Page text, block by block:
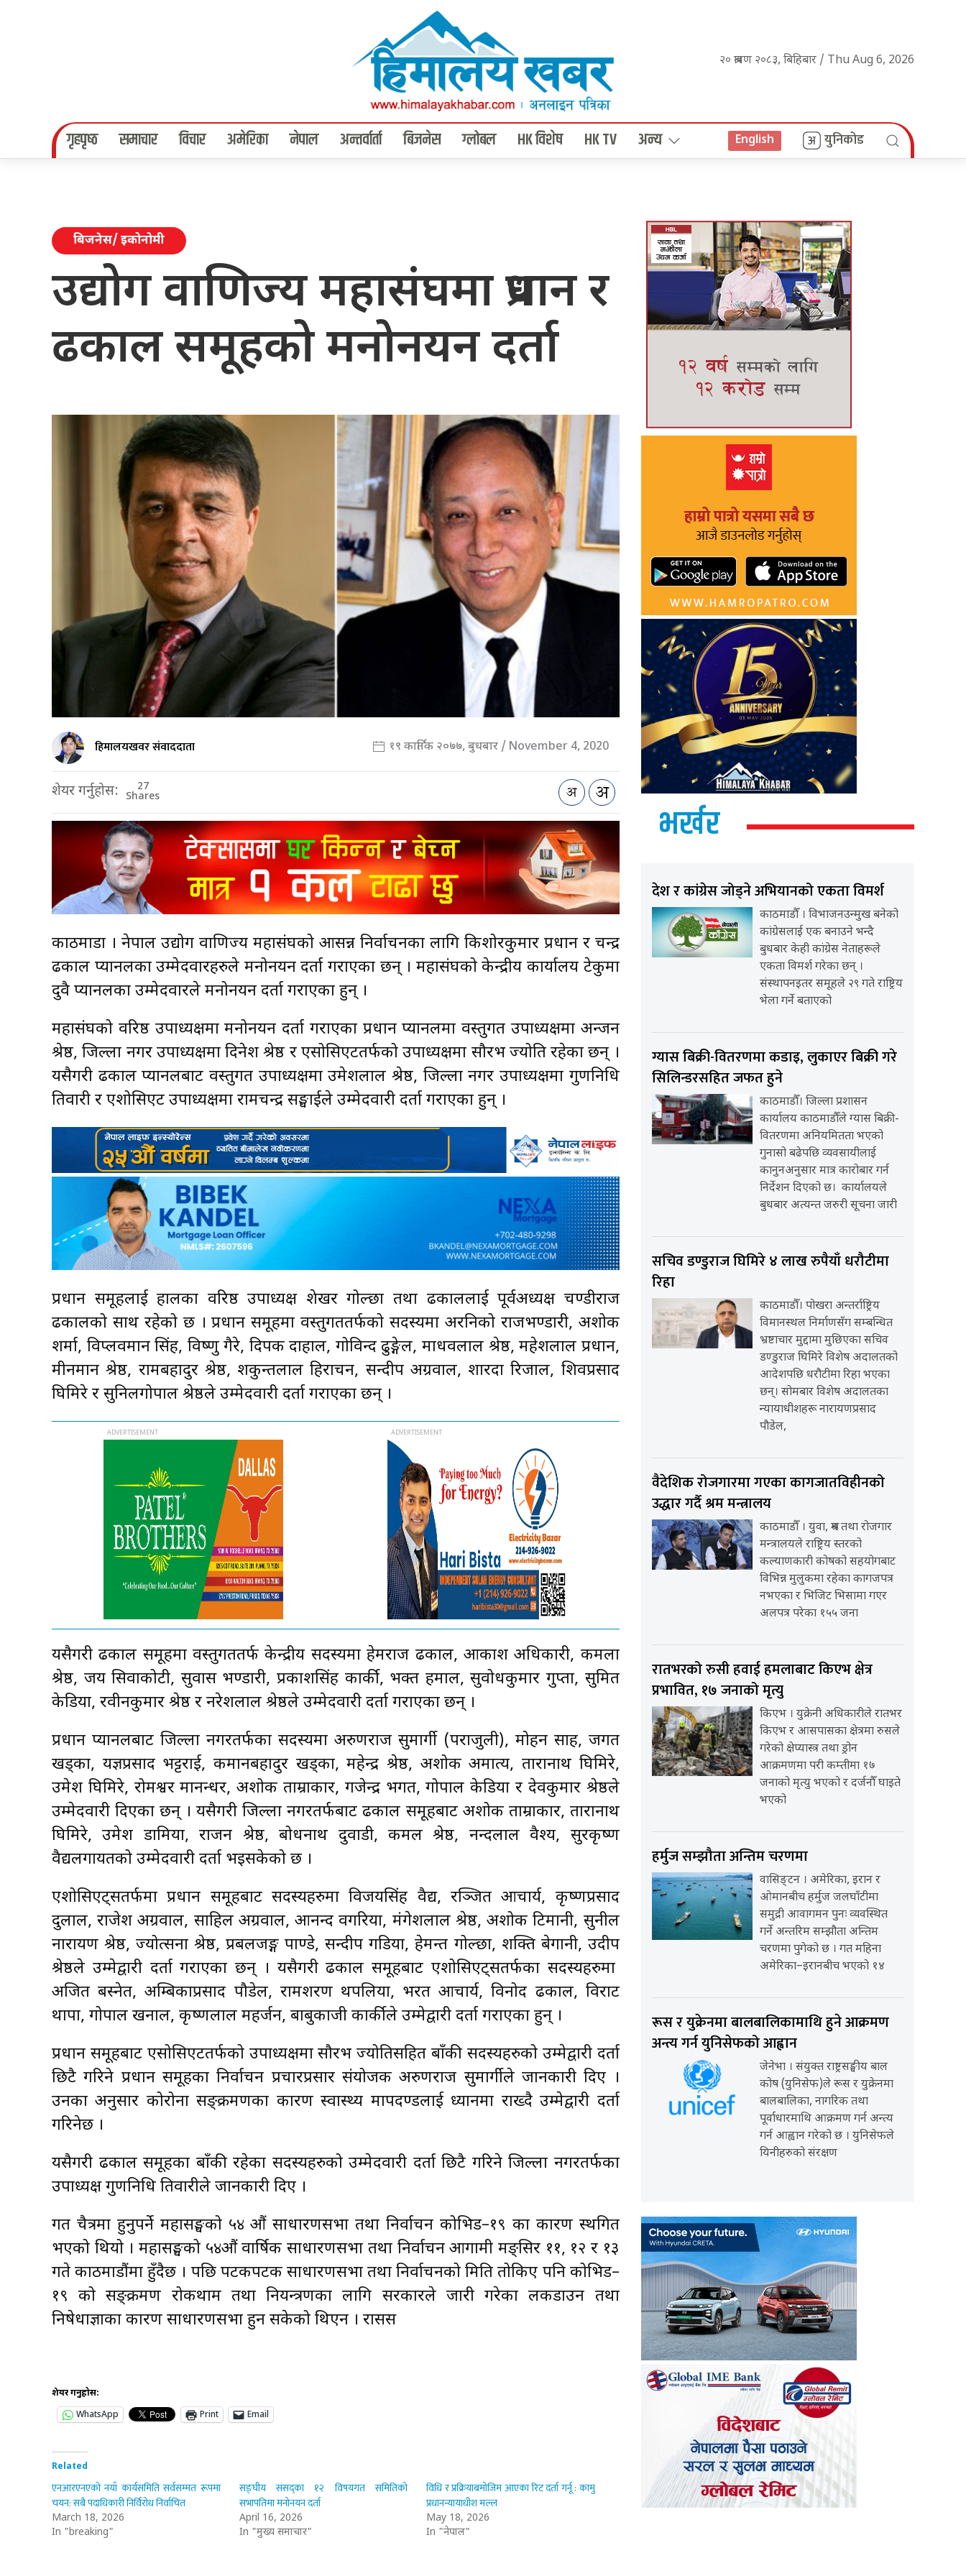
२० श्रावण २०८३, बिहिबार / Thu Aug 6, 2026
गृहपृष्‍ठ समाचार विचार अमेरिका नेपाल अन्तर्वार्ता बिजनेस ग्लोबल HK विशेष HK TV अन्य English युनिकोड
बिजनेस/ इकोनोमी
उद्योग वाणिज्य महासंघमा प्रधान र
ढकाल समूहको मनोनयन दर्ता
हिमालयखवर संवाददाता १९ कार्तिक २०७७, बुधबार / November 4, 2020
शेयर गर्नुहोस: 27
Shares
काठमाडौँ । नेपाल उद्योग वाणिज्य महासंघको आसन्न निर्वाचनका लागि किशोरकुमार प्रधान र चन्द्र
ढकाल प्यानलका उम्मेदवारहरुले मनोनयन दर्ता गराएका छन् । महासंघको केन्द्रीय कार्यालय टेकुमा
दुवै प्यानलका उम्मेदवारले मनोनयन दर्ता गराएका हुन् ।
महासंघको वरिष्ठ उपाध्यक्षमा मनोनयन दर्ता गराएका प्रधान प्यानलमा वस्तुगत उपाध्यक्षमा अन्जन
श्रेष्ठ, जिल्ला नगर उपाध्यक्षमा दिनेश श्रेष्ठ र एसोसिएटतर्फको उपाध्यक्षमा सौरभ ज्योति रहेका छन् ।
यसैगरी ढकाल प्यानलबाट वस्तुगत उपाध्यक्षमा उमेशलाल श्रेष्ठ, जिल्ला नगर उपाध्यक्षमा गुणनिधि
तिवारी र एशोसिएट उपाध्यक्षमा रामचन्द्र सङ्घाईले उम्मेदवारी दर्ता गराएका हुन् ।
प्रधान समूहलाई हालका वरिष्ठ उपाध्यक्ष शेखर गोल्छा तथा ढकाललाई पूर्वअध्यक्ष चण्डीराज
ढकालको साथ रहेको छ । प्रधान समूहमा वस्तुगततर्फको सदस्यमा अरनिको राजभण्डारी, अशोक
शर्मा, विप्लवमान सिंह, विष्णु गैरे, दिपक दाहाल, गोविन्द ढुङ्गेल, माधवलाल श्रेष्ठ, महेशलाल प्रधान,
मीनमान श्रेष्ठ, रामबहादुर श्रेष्ठ, शकुन्तलाल हिराचन, सन्दीप अग्रवाल, शारदा रिजाल, शिवप्रसाद
घिमिरे र सुनिलगोपाल श्रेष्ठले उम्मेदवारी दर्ता गराएका छन् ।
यसैगरी ढकाल समूहमा वस्तुगततर्फ केन्द्रीय सदस्यमा हेमराज ढकाल, आकाश अधिकारी, कमला
श्रेष्ठ, जय सिवाकोटी, सुवास भण्डारी, प्रकाशसिंह कार्की, भक्त हमाल, सुवोधकुमार गुप्ता, सुमित
केडिया, रवीनकुमार श्रेष्ठ र नरेशलाल श्रेष्ठले उम्मेदवारी दर्ता गराएका छन् ।
प्रधान प्यानलबाट जिल्ला नगरतर्फका सदस्यमा अरुणराज सुमार्गी (पराजुली), मोहन साह, जगत
खड्का, यज्ञप्रसाद भट्टराई, कमानबहादुर खड्का, महेन्द्र श्रेष्ठ, अशोक अमात्य, तारानाथ घिमिरे,
उमेश घिमिरे, रोमश्वर मानन्धर, अशोक ताम्राकार, गजेन्द्र भगत, गोपाल केडिया र देवकुमार श्रेष्ठले
उम्मेदवारी दिएका छन् । यसैगरी जिल्ला नगरतर्फबाट ढकाल समूहबाट अशोक ताम्राकार, तारानाथ
घिमिरे, उमेश डामिया, राजन श्रेष्ठ, बोधनाथ दुवाडी, कमल श्रेष्ठ, नन्दलाल वैश्य, सुरकृष्ण
वैद्यलगायतको उम्मेदवारी दर्ता भइसकेको छ ।
एशोसिएट्सतर्फमा प्रधान समूहबाट सदस्यहरुमा विजयसिंह वैद्य, रञ्जित आचार्य, कृष्णप्रसाद
दुलाल, राजेश अग्रवाल, साहिल अग्रवाल, आनन्द वगरिया, मंगेशलाल श्रेष्ठ, अशोक टिमानी, सुनील
नारायण श्रेष्ठ, ज्योत्सना श्रेष्ठ, प्रबलजङ्ग पाण्डे, सन्दीप गडिया, हेमन्त गोल्छा, शक्ति बेगानी, उदीप
श्रेष्ठले उम्मेद्वारी दर्ता गराएका छन् । यसैगरी ढकाल समूहबाट एशोसिएट्सतर्फका सदस्यहरुमा
अजित बस्नेत, अम्बिकाप्रसाद पौडेल, रामशरण थपलिया, भरत आचार्य, विनोद ढकाल, विराट
थापा, गोपाल खनाल, कृष्णलाल महर्जन, बाबुकाजी कार्कीले उम्मेद्वारी दर्ता गराएका हुन् ।
प्रधान समूहबाट एसोसिएटतर्फको उपाध्यक्षमा सौरभ ज्योतिसहित बाँकी सदस्यहरुको उम्मेद्वारी दर्ता
छिटै गरिने प्रधान समूहका निर्वाचन प्रचारप्रसार संयोजक अरुणराज सुमार्गीले जानकारी दिए ।
उनका अनुसार कोरोना सङ्क्रमणका कारण स्वास्थ्य मापदण्डलाई ध्यानमा राख्दै उम्मेद्वारी दर्ता
गरिनेछ ।
यसैगरी ढकाल समूहका बाँकी रहेका सदस्यहरुको उम्मेदवारी दर्ता छिटै गरिने जिल्ला नगरतर्फका
उपाध्यक्ष गुणनिधि तिवारीले जानकारी दिए ।
गत चैत्रमा हुनुपर्ने महासङ्घको ५४ औं साधारणसभा तथा निर्वाचन कोभिड–१९ का कारण स्थगित
भएको थियो । महासङ्घको ५४औं वार्षिक साधारणसभा तथा निर्वाचन आगामी मङ्सिर ११, १२ र १३
गते काठमाडौंमा हुँदैछ । पछि पटकपटक साधारणसभा तथा निर्वाचनको मिति तोकिए पनि कोभिड–
१९ को सङ्क्रमण रोकथाम तथा नियन्त्रणका लागि सरकारले जारी गरेका लकडाउन तथा
निषेधाज्ञाका कारण साधारणसभा हुन सकेको थिएन । रासस
शेयर गर्नुहोस:
WhatsApp
Print Email
Related
एनआरएनएको नयाँ कार्यसमिति सर्वसम्मत रूपमा
चयन: सबै पदाधिकारी निर्विरोध निर्वाचित
March 18, 2026
In "breaking"
सङ्घीय संसद्का १२ विषयगत समितिको
सभापतिमा मनोनयन दर्ता
April 16, 2026
In "मुख्य समाचार"
विधि र प्रक्रियाबमोजिम आएका रिट दर्ता गर्नू : कामु
प्रधानन्यायाधीश मल्ल
May 18, 2026
In "नेपाल"
भर्खर
देश र कांग्रेस जोड्ने अभियानको एकता विमर्श
काठमाडौँ । विभाजनउन्मुख बनेको
कांग्रेसलाई एक बनाउने भन्दै
बुधबार केही कांग्रेस नेताहरूले
एकता विमर्श गरेका छन् ।
संस्थापनइतर समूहले २९ गते राष्ट्रिय
भेला गर्ने बताएको
ग्यास बिक्री-वितरणमा कडाइ, लुकाएर बिक्री गरे
सिलिन्डरसहित जफत हुने
काठमाडौँ। जिल्ला प्रशासन
कार्यालय काठमाडौँले ग्यास बिक्री-
वितरणमा अनियमितता भएको
गुनासो बढेपछि व्यवसायीलाई
कानुनअनुसार मात्र कारोबार गर्न
निर्देशन दिएको छ। कार्यालयले
बुधबार अत्यन्त जरुरी सूचना जारी
सचिव डण्डुराज घिमिरे ४ लाख रुपैयाँ धरौटीमा
रिहा
काठमाडौँ। पोखरा अन्तर्राष्ट्रिय
विमानस्थल निर्माणसँग सम्बन्धित
भ्रष्टाचार मुद्दामा मुछिएका सचिव
डण्डुराज घिमिरे विशेष अदालतको
आदेशपछि धरौटीमा रिहा भएका
छन्। सोमबार विशेष अदालतका
न्यायाधीशहरू नारायणप्रसाद
पौडेल,
वैदेशिक रोजगारमा गएका कागजातविहीनको
उद्धार गर्दै श्रम मन्त्रालय
काठमाडौँ । युवा, श्रम तथा रोजगार
मन्त्रालयले राष्ट्रिय स्तरको
कल्याणकारी कोषको सहयोगबाट
विभिन्न मुलुकमा रहेका कागजपत्र
नभएका र भिजिट भिसामा गएर
अलपत्र परेका १५५ जना
रातभरको रुसी हवाई हमलाबाट किएभ क्षेत्र
प्रभावित, १७ जनाको मृत्यु
किएभ । युक्रेनी अधिकारीले रातभर
किएभ र आसपासका क्षेत्रमा रुसले
गरेको क्षेप्यास्त्र तथा ड्रोन
आक्रमणमा परी कम्तीमा १७
जनाको मृत्यु भएको र दर्जनौँ घाइते
भएको
हर्मुज सम्झौता अन्तिम चरणमा
वासिङ्टन । अमेरिका, इरान र
ओमानबीच हर्मुज जलघाँटीमा
समुद्री आवागमन पुनः व्यवस्थित
गर्ने अन्तरिम सम्झौता अन्तिम
चरणमा पुगेको छ । गत महिना
अमेरिका–इरानबीच भएको १४
रूस र युक्रेनमा बालबालिकामाथि हुने आक्रमण
अन्त्य गर्न युनिसेफको आह्वान
जेनेभा । संयुक्त राष्ट्रसङ्घीय बाल
कोष (युनिसेफ)ले रूस र युक्रेनमा
बालबालिका, नागरिक तथा
पूर्वाधारमाथि आक्रमण गर्न अन्त्य
गर्न आह्वान गरेको छ । युनिसेफले
यिनीहरुको संरक्षण